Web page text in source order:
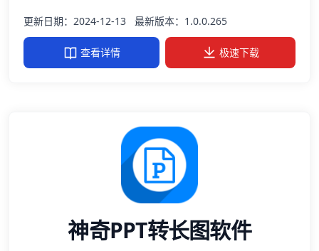
更新日期：2024-12-13 最新版本：1.0.0.265
查看详情 极速下载
神奇PPT转长图软件